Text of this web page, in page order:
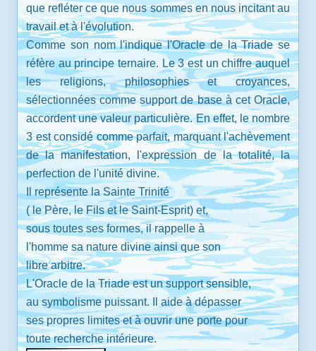
que refléter ce que nous sommes en nous incitant au
travail et à l'évolution.
Comme son nom l'indique l'Oracle de la Triade se
réfère au principe ternaire. Le 3 est un chiffre auquel
les religions, philosophies et croyances,
sélectionnées comme support de base à cet Oracle,
accordent une valeur particulière. En effet, le nombre
3 est considé comme parfait, marquant l'achèvement
de la manifestation, l'expression de la totalité, la
perfection de l'unité divine.
Il représente la Sainte Trinité
( le Père, le Fils et le Saint-Esprit) et,
sous toutes ses formes, il rappelle à
l'homme sa nature divine ainsi que son
libre arbitre.
L'Oracle de la Triade est un support sensible,
au symbolisme puissant. Il aide à dépasser
ses propres limites et à ouvrir une porte pour
toute recherche intérieure.